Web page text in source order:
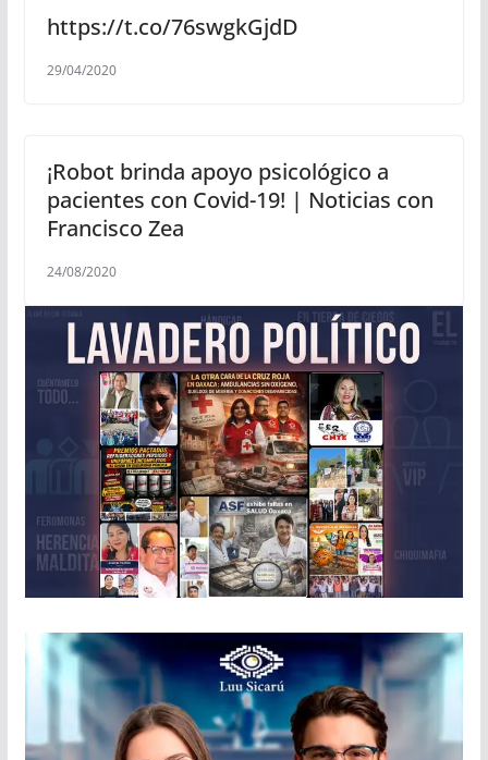
https://t.co/76swgkGjdD
29/04/2020
¡Robot brinda apoyo psicológico a
pacientes con Covid-19! | Noticias con
Francisco Zea
24/08/2020